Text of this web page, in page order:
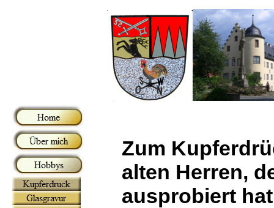
Zum
alten Herren,
ausprobiert